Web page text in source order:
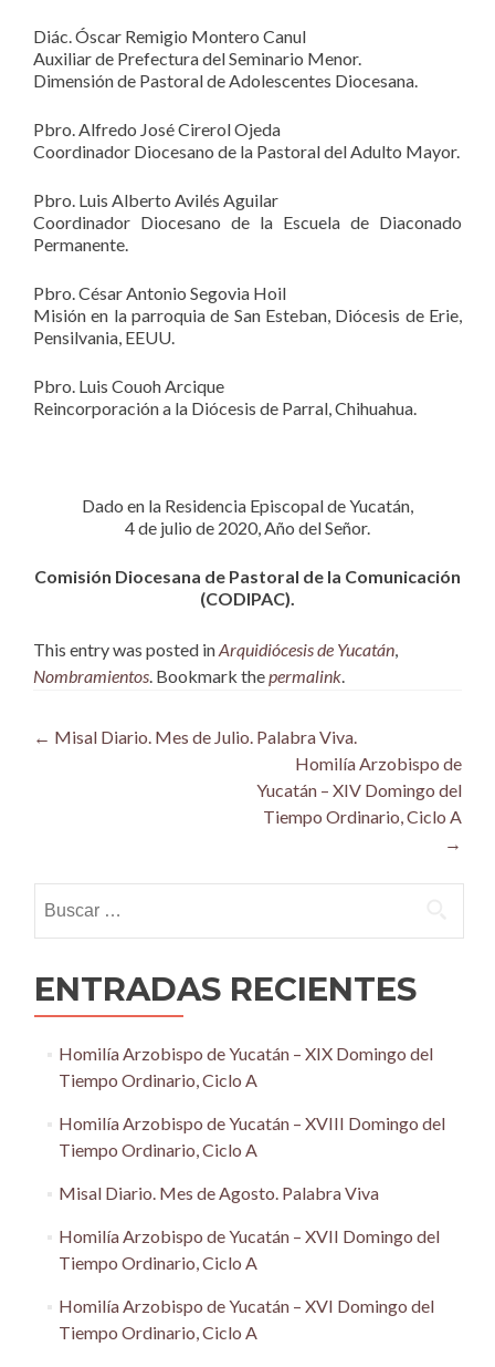
Diác. Óscar Remigio Montero Canul
Auxiliar de Prefectura del Seminario Menor.
Dimensión de Pastoral de Adolescentes Diocesana.
Pbro. Alfredo José Cirerol Ojeda
Coordinador Diocesano de la Pastoral del Adulto Mayor.
Pbro. Luis Alberto Avilés Aguilar
Coordinador Diocesano de la Escuela de Diaconado
Permanente.
Pbro. César Antonio Segovia Hoil
Misión en la parroquia de San Esteban, Diócesis de Erie,
Pensilvania, EEUU.
Pbro. Luis Couoh Arcique
Reincorporación a la Diócesis de Parral, Chihuahua.
Dado en la Residencia Episcopal de Yucatán,
4 de julio de 2020, Año del Señor.
Comisión Diocesana de Pastoral de la Comunicación
(CODIPAC).
This entry was posted inArquidiócesis de Yucatán,
Nombramientos. Bookmark thepermalink.
Post
← Misal Diario. Mes de Julio. Palabra Viva.
Homilía Arzobispo de
Yucatán – XIV Domingo del
Tiempo Ordinario, Ciclo A
→
ENTRADAS RECIENTES
Homilía Arzobispo de Yucatán – XIX Domingo del
Tiempo Ordinario, Ciclo A
Homilía Arzobispo de Yucatán – XVIII Domingo del
Tiempo Ordinario, Ciclo A
Misal Diario. Mes de Agosto. Palabra Viva
Homilía Arzobispo de Yucatán – XVII Domingo del
Tiempo Ordinario, Ciclo A
Homilía Arzobispo de Yucatán – XVI Domingo del
Tiempo Ordinario, Ciclo A